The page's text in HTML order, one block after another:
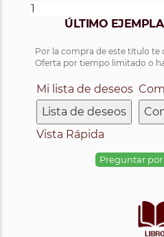
ÚLTIMO
Por la compra de este título te
Oferta por tiempo limitado o
Mi lista de deseos
Lista de deseos
Vista Rápida
Preguntar